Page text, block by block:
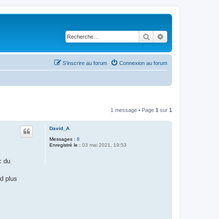
Rechercher
Connexion au forum
S’inscrire au forum
1 message • Page 1 sur 1
David_A
Messages : 8
Enregistré le : 03 mai 2021, 19:53
du
plus